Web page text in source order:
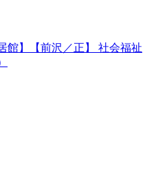
館】【前沢／正】 社会福祉